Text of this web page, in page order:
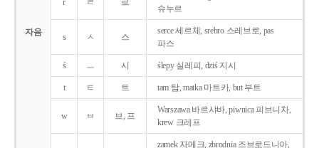
자음
r ㄹ 르
슈누르
s ㅅ 스
serce 세르체, srebro 스레브로, pas
파스
ś ㅡ 시 ślepy 실레피, dziś 지시
t ㅌ 트 tam 탐, matka 마트카, but 부트
w ㅂ 브, 프
Warszawa 바르샤바, piwnica 피브니차,
krew 크레프
zamek 자메크, zbrodnia 즈브로드니아,